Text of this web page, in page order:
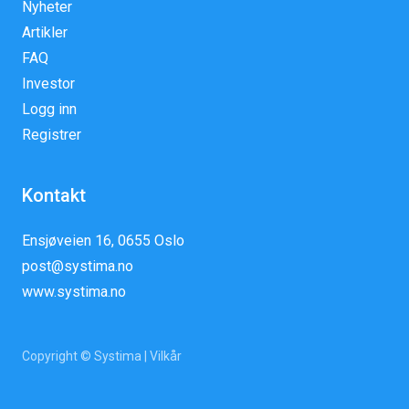
Nyheter
Artikler
FAQ
Investor
Logg inn
Registrer
Kontakt
Ensjøveien 16, 0655 Oslo
post@systima.no
www.systima.no
Copyright © Systima | Vilkår